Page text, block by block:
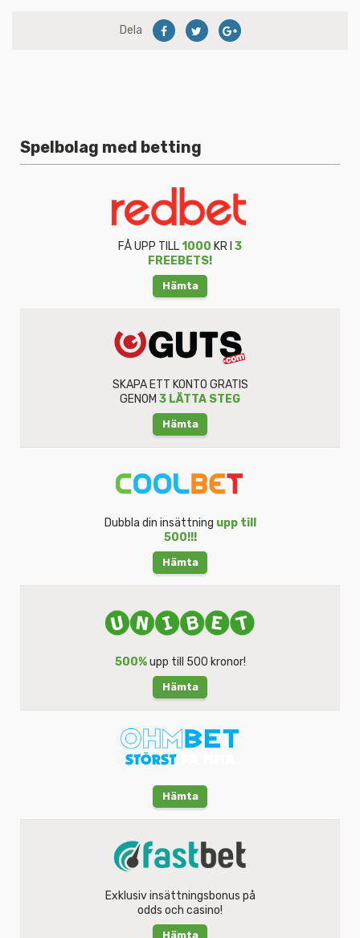
Dela
Spelbolag med betting
FÅ UPP TILL1000 KR I 3
FREEBETS!
Hämta
SKAPA ETT KONTO GRATIS
GENOM 3 LÄTTA STEG
Hämta
Dubbla din insättning upp till
500!!!
Hämta
500%upp till 500 kronor!
Hämta
Hämta
Exklusiv insättningsbonus på
odds och casino!
Hämta